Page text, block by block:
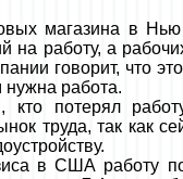
магазина в
на работу, а
говорит, что
нужна работа.
кто потерял
труда, так как
в США работу